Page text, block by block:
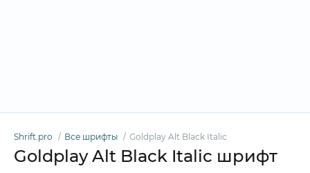
Shrift.pro Все шрифты Goldplay Alt Black Italic
Goldplay Alt Black Italic шрифт